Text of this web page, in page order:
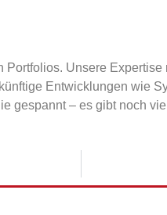
Unsere
Entwicklungen wie
gespannt – es gibt noch